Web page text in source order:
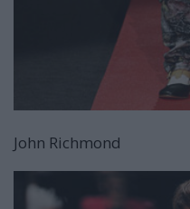
John Richmond